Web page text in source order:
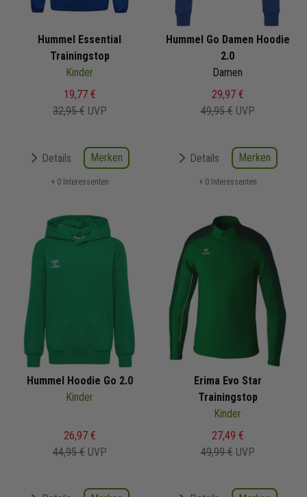
Hummel Essential
Trainingstop
Kinder
19,77 €
32,95 € UVP
Details Merken
+ 0 Interessenten
Hummel Go Damen Hoodie
2.0
Damen
29,97 €
49,95 € UVP
Details Merken
+ 0 Interessenten
Hummel Hoodie Go 2.0
Kinder
26,97 €
44,95 € UVP
Erima Evo Star
Trainingstop
Kinder
27,49 €
49,99 € UVP